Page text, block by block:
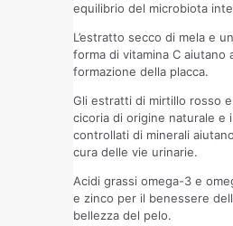
equilibrio del microbiota
L’estratto secco di mela e
forma di vitamina C aiutano
formazione della placca.
Gli estratti di mirtillo rosso
cicoria di origine naturale e
controllati di minerali
cura delle vie urinarie.
Acidi grassi omega-3 e
e zinco per il benessere
bellezza del pelo.